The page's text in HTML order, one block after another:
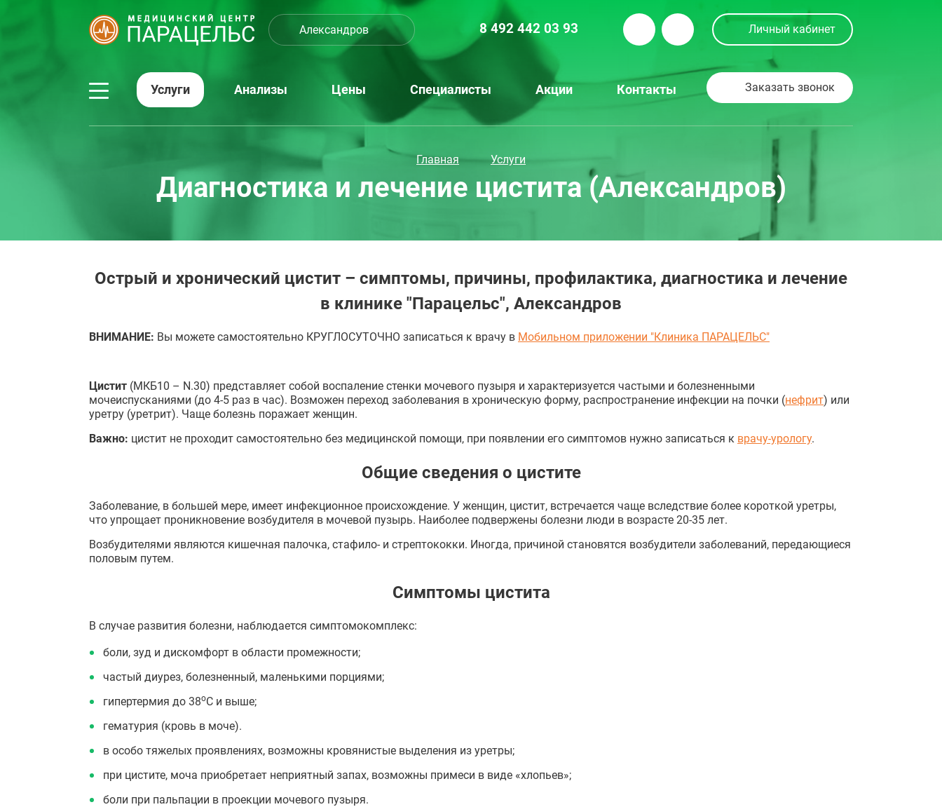
Александров 8 492 442 03 93 Личный кабинет
Услуги Анализы Цены Специалисты Акции Контакты Заказать звонок
Главная Услуги
Диагностика и лечение цистита (Александров)
Острый и хронический цистит – симптомы, причины, профилактика, диагностика и лечение
в клинике "Парацельс", Александров
ВНИМАНИЕ: Вы можете самостоятельно КРУГЛОСУТОЧНО записаться к врачу в Мобильном приложении "Клиника ПАРАЦЕЛЬС"
Цистит (МКБ10 – N.30) представляет собой воспаление стенки мочевого пузыря и характеризуется частыми и болезненными
мочеиспусканиями (до 4-5 раз в час). Возможен переход заболевания в хроническую форму, распространение инфекции на почки (нефрит) или
уретру (уретрит). Чаще болезнь поражает женщин.
Важно: цистит не проходит самостоятельно без медицинской помощи, при появлении его симптомов нужно записаться к врачу-урологу.
Общие сведения о цистите
Заболевание, в большей мере, имеет инфекционное происхождение. У женщин, цистит, встречается чаще вследствие более короткой уретры,
что упрощает проникновение возбудителя в мочевой пузырь. Наиболее подвержены болезни люди в возрасте 20-35 лет.
Возбудителями являются кишечная палочка, стафило- и стрептококки. Иногда, причиной становятся возбудители заболеваний, передающиеся
половым путем.
Симптомы цистита
В случае развития болезни, наблюдается симптомокомплекс:
боли, зуд и дискомфорт в области промежности;
частый диурез, болезненный, маленькими порциями;
гипертермия до 38оС и выше;
гематурия (кровь в моче).
в особо тяжелых проявлениях, возможны кровянистые выделения из уретры;
при цистите, моча приобретает неприятный запах, возможны примеси в виде «хлопьев»;
боли при пальпации в проекции мочевого пузыря.